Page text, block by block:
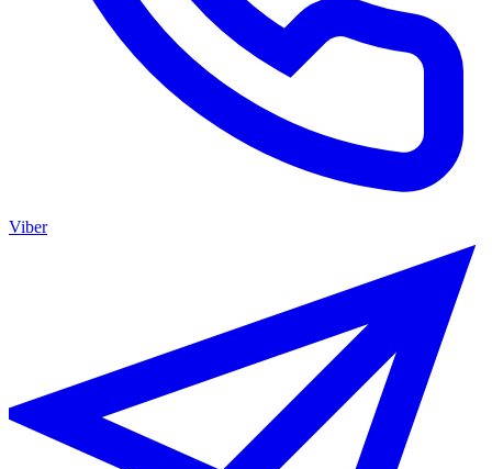
Viber